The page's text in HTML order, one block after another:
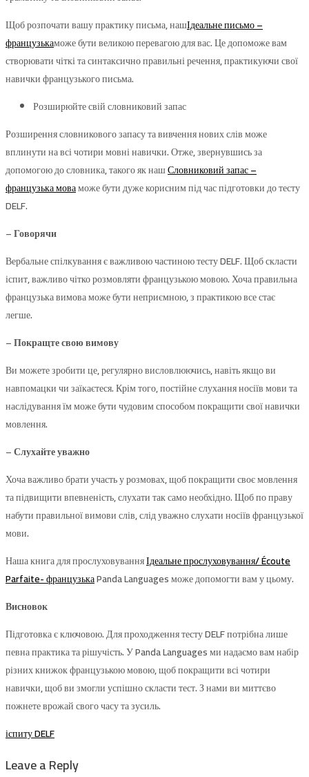
Щоб розпочати вашу практику письма, нашІдеальне письмо –
французькаможе бути великою перевагою для вас. Це допоможе вам
створювати чіткі та синтаксично правильні речення, практикуючи свої
навички французького письма.
Розширюйте свій словниковий запас
Розширення словникового запасу та вивчення нових слів може
вплинути на всі чотири мовні навички. Отже, звернувшись за
допомогою до словника, такого як нашСловниковий запас –
французька моваможе бути дуже корисним під час підготовки до тесту
DELF.
– Говорячи
Вербальне спілкування є важливою частиною тесту DELF. Щоб скласти
іспит, важливо чітко розмовляти французькою мовою. Хоча правильна
французька вимова може бути неприємною, з практикою все стає
легше.
– Покращте свою вимову
Ви можете зробити це, регулярно висловлюючись, навіть якщо ви
навпомацки чи заїкаєтеся. Крім того, постійне слухання носіїв мови та
наслідування їм може бути чудовим способом покращити свої навички
мовлення.
– Слухайте уважно
Хоча важливо брати участь у розмовах, щоб покращити своє мовлення
та підвищити впевненість, слухати так само необхідно. Щоб по праву
набути правильної вимови слів, слід уважно слухати носіїв французької
мови.
Наша книга для прослуховуванняІдеальне прослуховування/ Écoute
Parfaite- французькаPanda Languages ​​може допомогти вам у цьому.
Висновок
Підготовка є ключовою. Для проходження тесту DELF потрібна лише
певна практика та рішучість. У Panda Languages ​​ми надаємо вам набір
різних книжок французькою мовою, щоб покращити всі чотири
навички, щоб ви змогли успішно скласти тест. З нами ви миттєво
пожнете врожай свого часу та зусиль.
іспиту DELF
Leave a Reply